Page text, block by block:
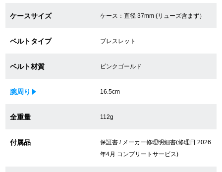
修理・メンテンナンスについて
オーバーホールについて
外装仕上げについて
ケースサイズ ケース：直径 37mm (リューズ含まず）
ベルトタイプ ブレスレット
ベルト材質 ピンクゴールド
腕周り 16.5cm
全重量 112g
付属品
保証書 / メーカー修理明細書(修理日 2026
年4月 コンプリートサービス)